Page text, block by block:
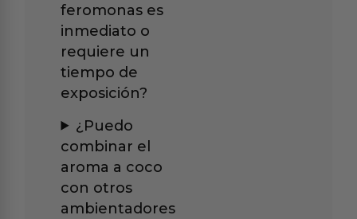
feromonas es
inmediato o
requiere un
tiempo de
exposición?
¿Puedo
combinar el
aroma a coco
con otros
ambientadores